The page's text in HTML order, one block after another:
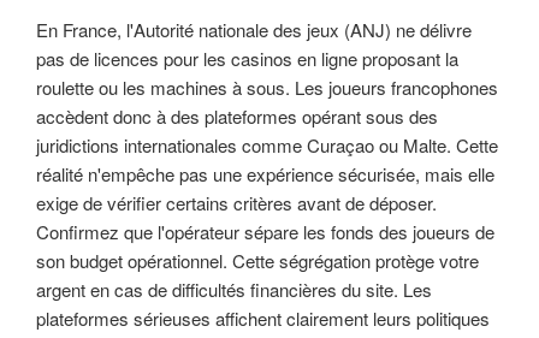
En France, l'Autorité nationale des jeux (ANJ) ne délivre
pas de licences pour les casinos en ligne proposant la
roulette ou les machines à sous. Les joueurs francophones
accèdent donc à des plateformes opérant sous des
juridictions internationales comme Curaçao ou Malte. Cette
réalité n'empêche pas une expérience sécurisée, mais elle
exige de vérifier certains critères avant de déposer.
Confirmez que l'opérateur sépare les fonds des joueurs de
son budget opérationnel. Cette ségrégation protège votre
argent en cas de difficultés financières du site. Les
plateformes sérieuses affichent clairement leurs politiques